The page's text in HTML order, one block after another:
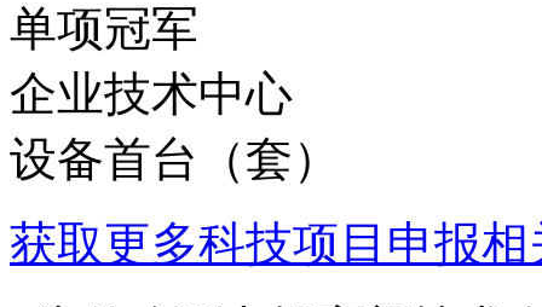
单项冠军
企业技术中心
设备首台（套）
获取更多科技项目申报